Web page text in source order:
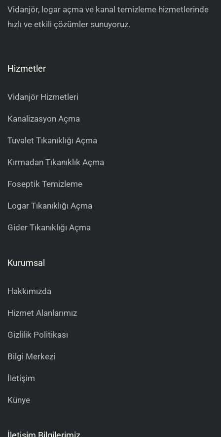
Vidanjör, logar açma ve kanal temizleme hizmetlerinde
hızlı ve etkili çözümler sunuyoruz.
Hizmetler
Vidanjör Hizmetleri
Kanalizasyon Açma
Tuvalet Tıkanıklığı Açma
Kırmadan Tıkanıklık Açma
Foseptik Temizleme
Logar Tıkanıklığı Açma
Gider Tıkanıklığı Açma
Kurumsal
Hakkımızda
Hizmet Alanlarımız
Gizlilik Politikası
Bilgi Merkezi
İletişim
Künye